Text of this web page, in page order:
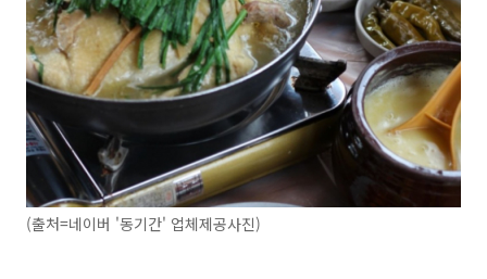
(출처=네이버 '동기간' 업체제공사진)